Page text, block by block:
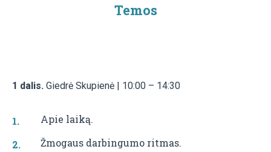
Temos
1 dalis. Giedrė Skupienė | 10:00 – 14:30
Apie laiką.
Žmogaus darbingumo ritmas.